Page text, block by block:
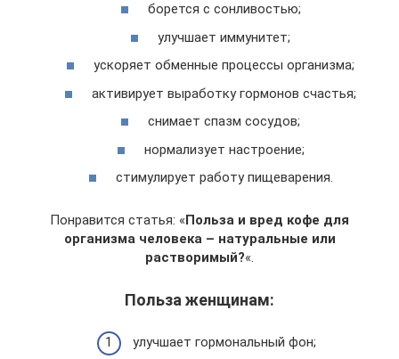
борется с сонливостью;
улучшает иммунитет;
ускоряет обменные процессы организма;
активирует выработку гормонов счастья;
снимает спазм сосудов;
нормализует настроение;
стимулирует работу пищеварения.
Понравится статья: «Польза и вред кофе для
организма человека – натуральные или
растворимый?«.
Польза женщинам:
улучшает гормональный фон;